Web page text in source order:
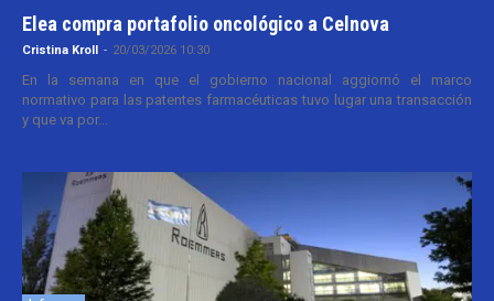
Elea compra portafolio oncológico a Celnova
Cristina Kroll - 20/03/2026 10:30
En la semana en que el gobierno nacional aggiornó el marco
normativo para las patentes farmacéuticas tuvo lugar una transacción
y que va por...